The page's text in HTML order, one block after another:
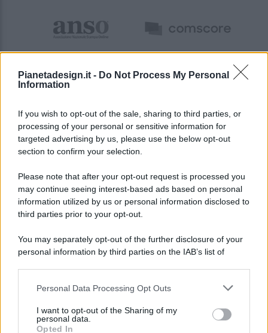
Pianetadesign.it - Do Not Process My Personal
Information
If you wish to opt-out of the sale, sharing to third parties, or
processing of your personal or sensitive information for
targeted advertising by us, please use the below opt-out
section to confirm your selection.
Please note that after your opt-out request is processed you
may continue seeing interest-based ads based on personal
information utilized by us or personal information disclosed to
third parties prior to your opt-out.
You may separately opt-out of the further disclosure of your
personal information by third parties on the IAB’s list of
This information may also be disclosed by us to third parties
disclose it to other third parties.
Personal Data Processing Opt Outs
I want to opt-out of the Sharing of my
personal data.
Opted In
© 2026 - Pianeta Design - P.IVA 04827280654 - Testata
Registrata Al Tribunale Di Nocera Inferiore N. 8/2020 - RG N.
ISCRIZIONE AL ROC N. 35792 – ISCRITTA ALL’ANSO
(ASSOCIAZIONE NAZIONALE STAMPA ONLINE)
PREFERENZE PRIVACY